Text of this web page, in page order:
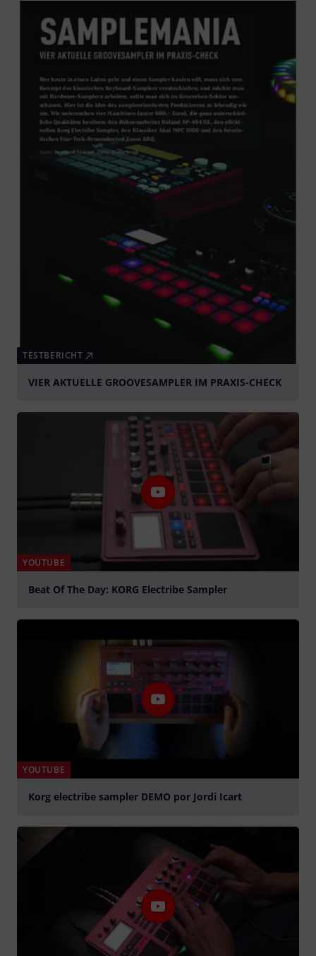
TESTBERICHT
VIER AKTUELLE GROOVESAMPLER IM PRAXIS-CHECK
YOUTUBE
Beat Of The Day: KORG Electribe Sampler
YOUTUBE
Korg electribe sampler DEMO por Jordi Icart